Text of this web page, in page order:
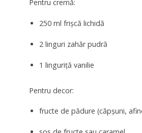
Pentru cremă:
250 ml frișcă lichidă
2 linguri zahăr pudră
1 linguriță vanilie
Pentru decor:
fructe de pădure (căpșuni,